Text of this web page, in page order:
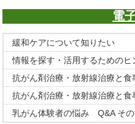
電
緩和ケアについて知りたい
情報を探す・活用するためのヒ
抗がん剤治療・放射線治療と
抗がん剤治療・放射線治療と
乳がん体験者の悩み Q&A その